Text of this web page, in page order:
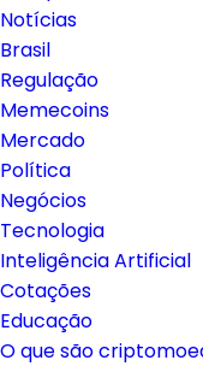
Notícias
Brasil
Regulação
Memecoins
Mercado
Política
Negócios
Tecnologia
Inteligência Artificial
Cotações
Educação
O que são